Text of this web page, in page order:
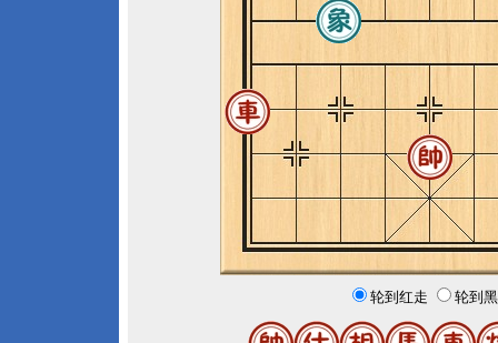
轮到红走 轮到